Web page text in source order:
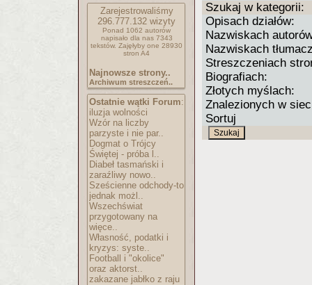
Zarejestrowaliśmy
296.777.132 wizyty
Ponad 1062 autorów
napisało dla nas 7343
tekstów. Zajęłyby one 28930
stron A4
Najnowsze strony..
Archiwum streszczeń..
Ostatnie wątki Forum:
iluzja wolności
Wzór na liczby
parzyste i nie par..
Dogmat o Trójcy
Świętej - próba l..
Diabeł tasmański i
zaraźliwy nowo..
Sześcienne odchody-to
jednak możl..
Wszechświat
przygotowany na
więce..
Własność, podatki i
kryzys: syste..
Football i "okolice"
oraz aktorst..
zakazane jabłko z raju
Szukaj w kategorii:
Opisach działów:
Nazwiskach
Nazwiskach
Streszczeniach
Biografiach:
Złotych myślach:
Znalezionych w
Sortuj